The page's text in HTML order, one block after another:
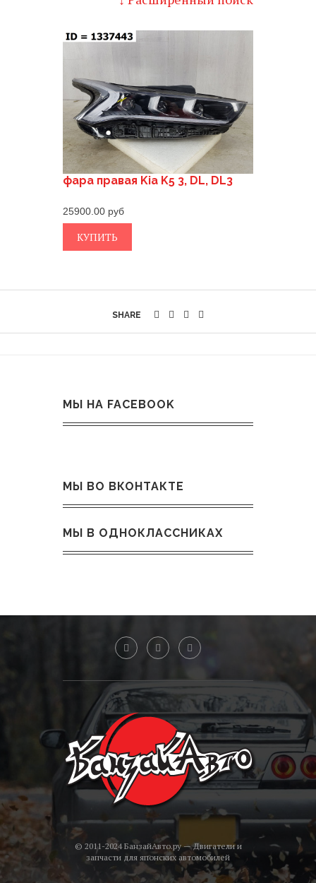
фара правая Kia K5 3, DL, DL3
25900.00
КУПИТЬ
SHARE
МЫ НА FACEBOOK
МЫ ВО ВКОНТАКТЕ
МЫ В ОДНОКЛАССНИКАХ
© 2011-2024 БанзайАвто.ру — Двигатели и
запчасти для японских автомобилей